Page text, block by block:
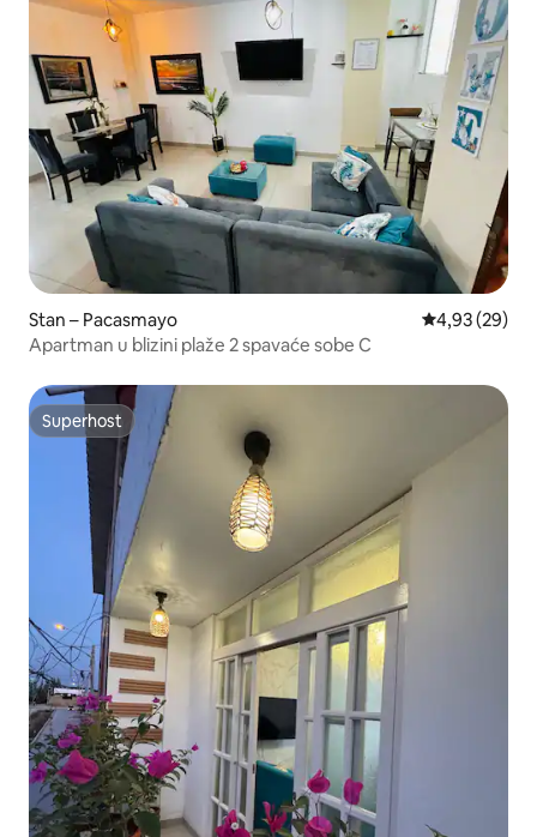
Stan – Pacasmayo Prosječna
4,93 (29)
Apartman u blizini plaže 2 spavaće sobe C
Superhost
Superhost